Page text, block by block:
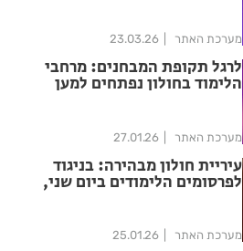
מערכת האתר 23.03.26
לרגל תקופת המבחנים: מרחבי
הלימוד בחולון נפתחים למען
מערכת האתר 27.01.26
עיריית חולון מבהירה: בניגוד
לפרסומים הלימודים ביום שני,
מערכת האתר 25.01.26